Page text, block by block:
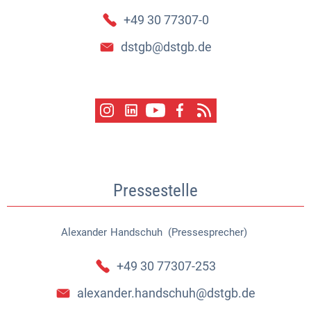
+49 30 77307-0
dstgb@dstgb.de
Pressestelle
Alexander Handschuh (Pressesprecher)
Alexander Handschuh
+49 30 77307-253
alexander.handschuh@dstgb.de